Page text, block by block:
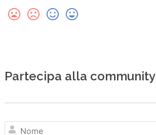
Partecipa alla community